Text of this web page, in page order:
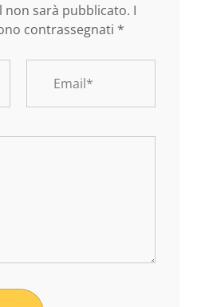
non sarà pubblicato. I
contrassegnati *